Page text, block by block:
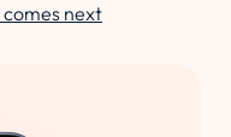
next